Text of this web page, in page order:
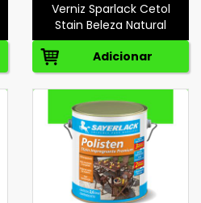
Verniz Sparlack Cetol
Stain Beleza Natural
Adicionar